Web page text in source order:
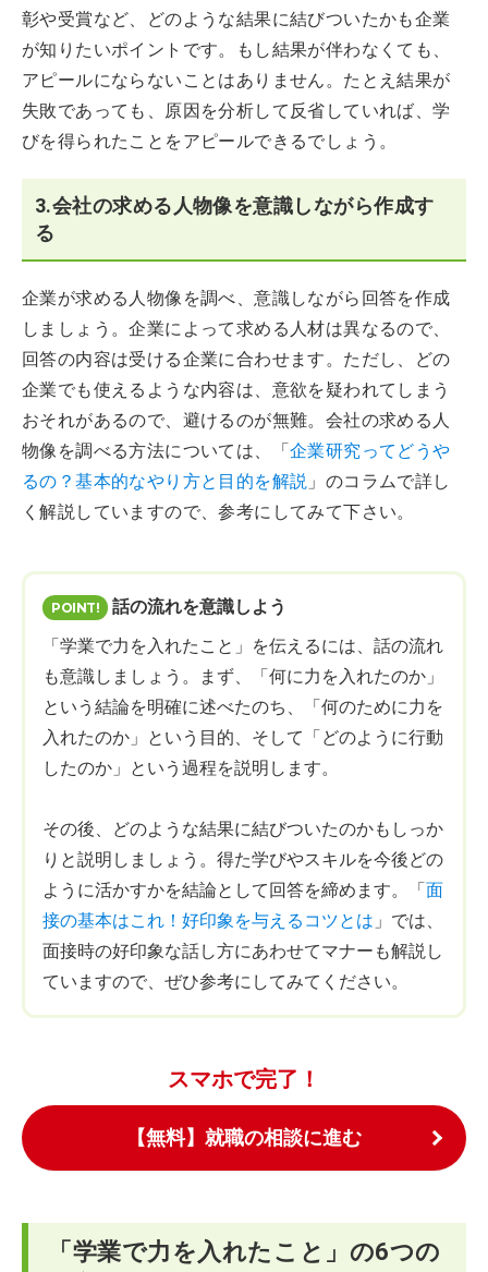
彰や受賞など、どのような結果に結びついたかも企業
が知りたいポイントです。もし結果が伴わなくても、
アピールにならないことはありません。たとえ結果が
失敗であっても、原因を分析して反省していれば、学
びを得られたことをアピールできるでしょう。
3.会社の求める人物像を意識しながら作成す
る
企業が求める人物像を調べ、意識しながら回答を作成
しましょう。企業によって求める人材は異なるので、
回答の内容は受ける企業に合わせます。ただし、どの
企業でも使えるような内容は、意欲を疑われてしまう
おそれがあるので、避けるのが無難。会社の求める人
物像を調べる方法については、「企業研究ってどうや
るの？基本的なやり方と目的を解説 」のコラムで詳し
く解説していますので、参考にしてみて下さい。
話の流れを意識しよう
「学業で力を入れたこと」を伝えるには、話の流れ
も意識しましょう。まず、「何に力を入れたのか」
という結論を明確に述べたのち、「何のために力を
入れたのか」という目的、そして「どのように行動
したのか」という過程を説明します。
その後、どのような結果に結びついたのかもしっか
りと説明しましょう。得た学びやスキルを今後どの
ように活かすかを結論として回答を締めます。「面
接の基本はこれ！好印象を与えるコツとは 」では、
面接時の好印象な話し方にあわせてマナーも解説し
ていますので、ぜひ参考にしてみてください。
スマホで完了！
【無料】就職の相談に進む
「学業で力を入れたこと」の6つの